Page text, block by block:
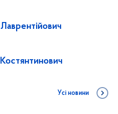
Усі новини